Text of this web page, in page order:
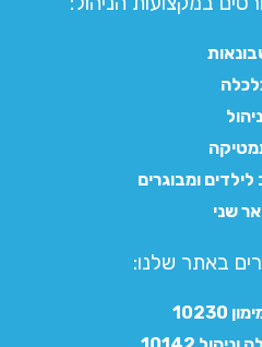
ניהול
ומבוגרים
שני
באתר שלנו:​